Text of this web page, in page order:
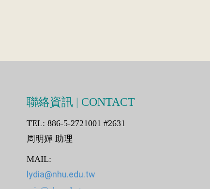
聯絡資訊 | CONTACT
TEL: 886-5-2721001 #2631
周明嬋 助理
MAIL:
lydia@nhu.edu.tw